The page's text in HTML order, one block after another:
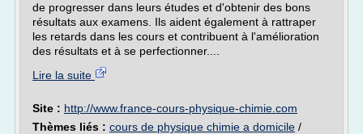
de progresser dans leurs études et d'obtenir des bons
résultats aux examens. Ils aident également à rattraper
les retards dans les cours et contribuent à l'amélioration
des résultats et à se perfectionner....
Lire la suite
Site : http://www.france-cours-physique-chimie.com
Thèmes liés : cours de physique chimie a domicile /